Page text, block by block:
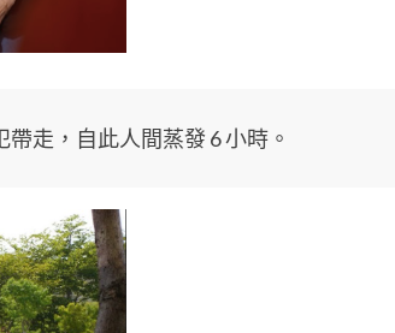
走，自此人間蒸發 6 小時。